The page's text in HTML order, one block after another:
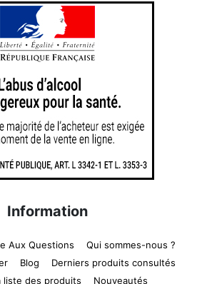
Information
Aux Questions
Qui sommes-nous ?
Blog
Derniers produits consultés
liste des produits
Nouveautés